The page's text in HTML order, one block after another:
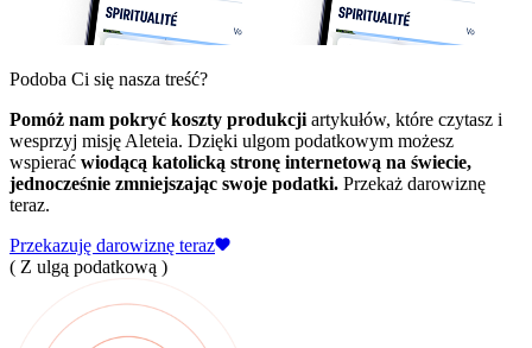
Podoba Ci się nasza treść?
Pomóż nam pokryć koszty produkcji artykułów, które czytasz i
wesprzyj misję Aleteia. Dzięki ulgom podatkowym możesz
wspierać wiodącą katolicką stronę internetową na świecie,
jednocześnie zmniejszając swoje podatki. Przekaż darowiznę
teraz.
Przekazuję darowiznę teraz
( Z ulgą podatkową )